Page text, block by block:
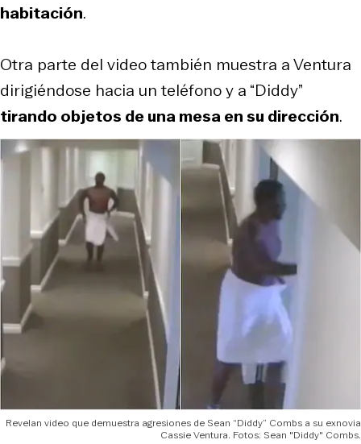
habitación.
Otra parte del video también muestra a Ventura
dirigiéndose hacia un teléfono y a “Diddy”
tirando objetos de una mesa en su dirección.
Revelan video que demuestra agresiones de Sean “Diddy” Combs a su exnovia
Cassie Ventura. Fotos: Sean "Diddy" Combs.